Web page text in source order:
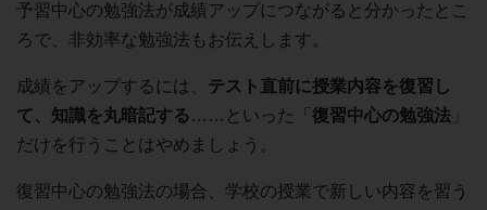
予習中心の勉強法が成績アップにつながると分かったとこ
ろで、非効率な勉強法もお伝えします。
成績をアップするには、 テスト直前に授業内容を復習し
て、知識を丸暗記する ……といった「 復習中心の勉強法
だけを行うことはやめましょう。
復習中心の勉強法の場合、学校の授業で新しい内容を習う